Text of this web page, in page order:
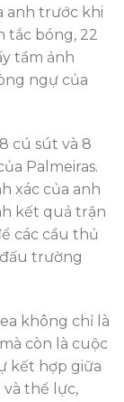
anh trước khi
tắc bóng, 22
tầm ảnh
ngự của
cú sút và 8
Palmeiras.
xác của anh
kết quả trận
các cầu thủ
trường
không chỉ là
còn là cuộc
kết hợp giữa
và thể lực,